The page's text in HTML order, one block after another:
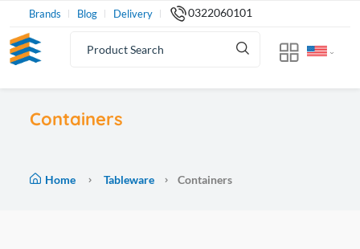
Brands Blog Delivery 0322060101
Containers
Home Tableware Containers